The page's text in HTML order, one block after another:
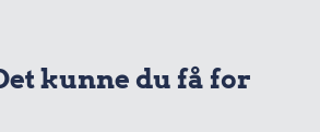
kunne du få for